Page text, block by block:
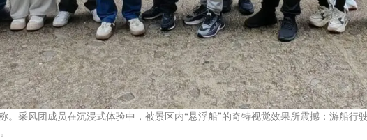
采风团成员在沉浸式体验中，被景区内“悬浮船”的奇特视觉效果所震撼：游船行